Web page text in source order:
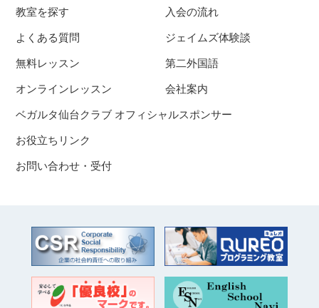
教室を探す 入会の流れ
よくある質問
無料レッスン
オンラインレッスン
ジェイムズ体験談
第二外国語
会社案内
ベガルタ仙台クラブ オフィシャルスポンサー
お役立ちリンク
お問い合わせ・受付